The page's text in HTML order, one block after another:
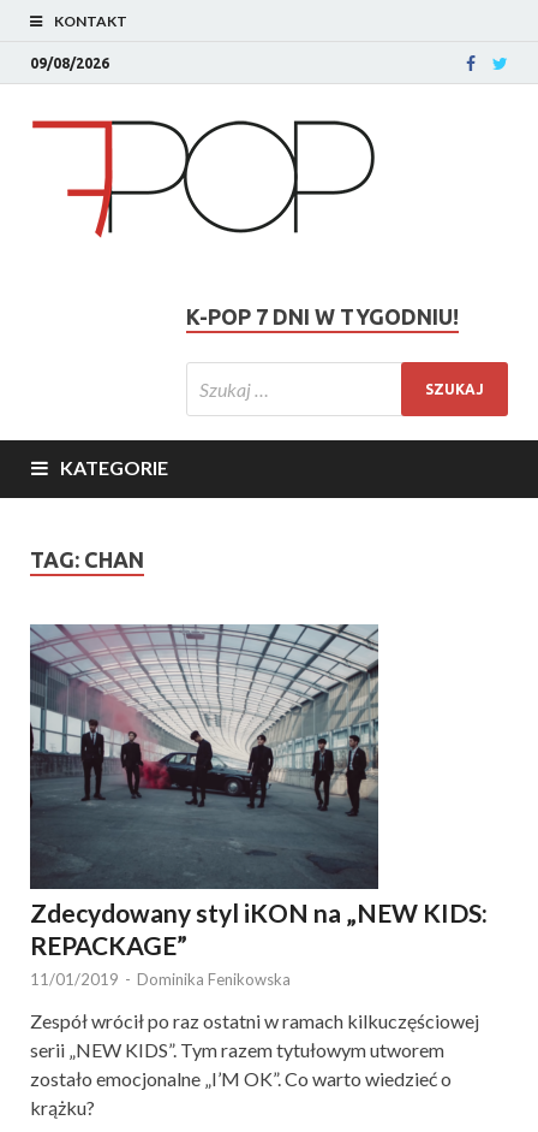
KONTAKT
09/08/2026
K-POP 7 DNI W TYGODNIU!
KATEGORIE
TAG: CHAN
Zdecydowany styl iKON na „NEW KIDS:
REPACKAGE”
11/01/2019 - Dominika Fenikowska
Zespół wrócił po raz ostatni w ramach kilkuczęściowej
serii „NEW KIDS”. Tym razem tytułowym utworem
zostało emocjonalne „I’M OK”. Co warto wiedzieć o
krążku?